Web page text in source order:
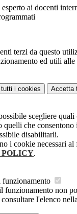
ai docenti
terzi da questo
ed utili
tutti i cookies Accetta
scegliere
quelli che
disabilitarli.
i cookie necessari
POLICY.
funzionamento
funzionamento non
l'elenco